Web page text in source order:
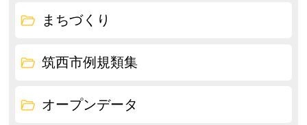
まちづくり
筑西市例規類集
オープンデータ